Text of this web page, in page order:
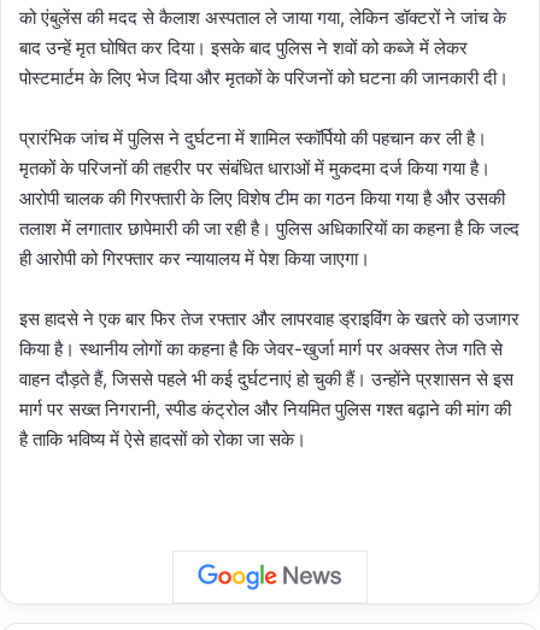
को एंबुलेंस की मदद से कैलाश अस्पताल ले जाया गया, लेकिन डॉक्टरों ने जांच के
बाद उन्हें मृत घोषित कर दिया। इसके बाद पुलिस ने शवों को कब्जे में लेकर
पोस्टमार्टम के लिए भेज दिया और मृतकों के परिजनों को घटना की जानकारी दी।
प्रारंभिक जांच में पुलिस ने दुर्घटना में शामिल स्कॉर्पियो की पहचान कर ली है।
मृतकों के परिजनों की तहरीर पर संबंधित धाराओं में मुकदमा दर्ज किया गया है।
आरोपी चालक की गिरफ्तारी के लिए विशेष टीम का गठन किया गया है और उसकी
तलाश में लगातार छापेमारी की जा रही है। पुलिस अधिकारियों का कहना है कि जल्द
ही आरोपी को गिरफ्तार कर न्यायालय में पेश किया जाएगा।
इस हादसे ने एक बार फिर तेज रफ्तार और लापरवाह ड्राइविंग के खतरे को उजागर
किया है। स्थानीय लोगों का कहना है कि जेवर-खुर्जा मार्ग पर अक्सर तेज गति से
वाहन दौड़ते हैं, जिससे पहले भी कई दुर्घटनाएं हो चुकी हैं। उन्होंने प्रशासन से इस
मार्ग पर सख्त निगरानी, स्पीड कंट्रोल और नियमित पुलिस गश्त बढ़ाने की मांग की
है ताकि भविष्य में ऐसे हादसों को रोका जा सके।